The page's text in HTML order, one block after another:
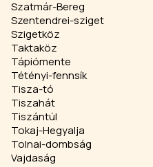
Szatmár-Bereg
Szentendrei-sziget
Szigetköz
Taktaköz
Tápiómente
Tétényi-fennsík
Tisza-tó
Tiszahát
Tiszántúl
Tokaj-Hegyalja
Tolnai-dombság
Vajdaság